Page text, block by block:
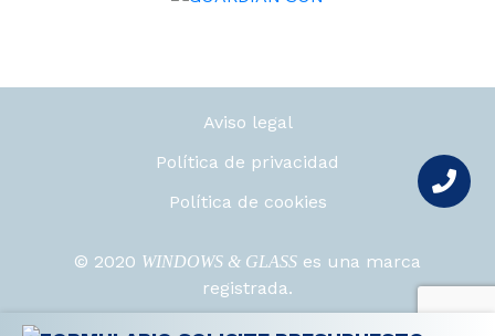
Aviso legal
Política de privacidad
Política de cookies
© 2020 WINDOWS & GLASS es una marca
registrada.